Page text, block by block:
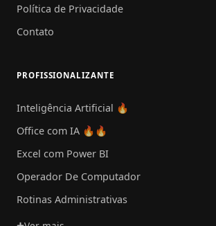
Política de Privacidade
Contato
PROFISSIONALIZANTE
Inteligência Artificial 🔥
Office com IA 🔥🔥
Excel com Power BI
Operador De Computador
Rotinas Administrativas